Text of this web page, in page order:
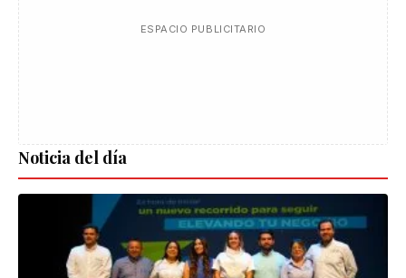
ESPACIO PUBLICITARIO
Noticia del día